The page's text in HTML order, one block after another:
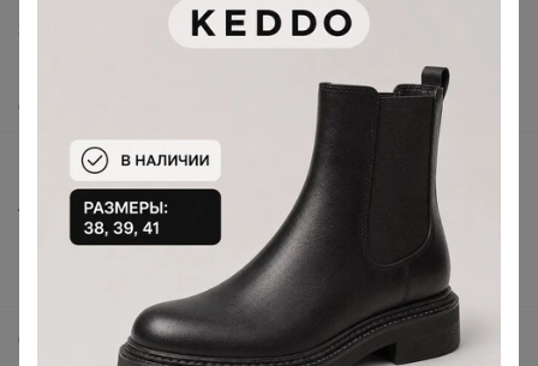
Защита покупателя
О нас
Все предложения
Анонсы
Новости
Самое выгодное